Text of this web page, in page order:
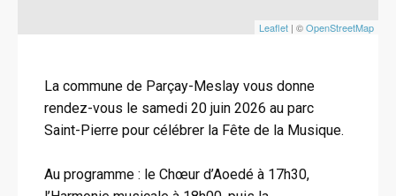
Leaflet | ©OpenStreetMap
La commune de Parçay-Meslay vous donne
rendez-vous le samedi 20 juin 2026 au parc
Saint-Pierre pour célébrer la Fête de la Musique.
Au programme : le Chœur d’Aoedé à 17h30,